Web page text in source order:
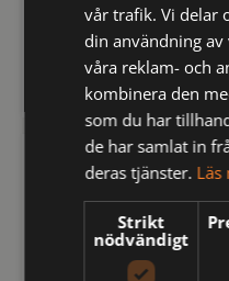
stretch 2168 ATHF,
klass 1
4,443 kr inkl moms
FRISTADS
vår trafik. Vi delar
din användning
våra reklam- och
kombinera den
som du har
de har samlat in
deras tjänster. Läs
Strikt
nödvändigt